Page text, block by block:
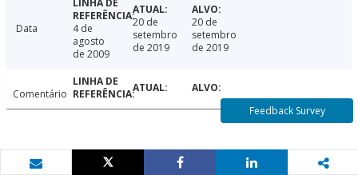
Data
4 de
agosto
de 2009
20 de
setembro
de 2019
20 de
setembro
de 2019
Comentário
Feedback Survey